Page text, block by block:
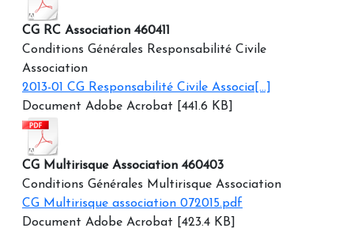
CG RC Association 460411
Conditions Générales Responsabilité Civile
Association
2013-01 CG Responsabilité Civile Associa[...]
Document Adobe Acrobat [441.6 KB]
CG Multirisque Association 460403
Conditions Générales Multirisque Association
CG Multirisque association 072015.pdf
Document Adobe Acrobat [423.4 KB]